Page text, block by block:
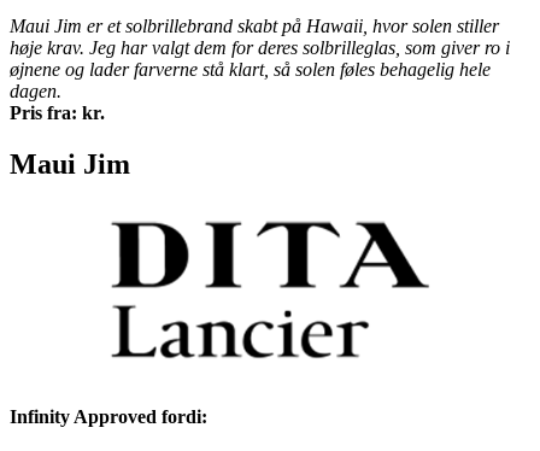
Maui Jim er et solbrillebrand skabt på Hawaii, hvor solen stiller
høje krav. Jeg har valgt dem for deres solbrilleglas, som giver ro i
øjnene og lader farverne stå klart, så solen føles behagelig hele
dagen.
Pris fra: kr.
Maui Jim
Infinity Approved fordi: